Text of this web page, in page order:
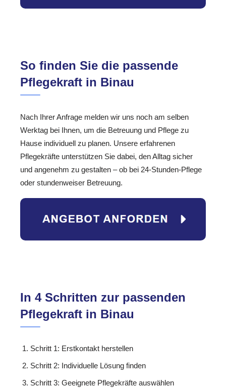
So finden Sie die passende
Pflegekraft in Binau
Nach Ihrer Anfrage melden wir uns noch am selben
Werktag bei Ihnen, um die Betreuung und Pflege zu
Hause individuell zu planen. Unsere erfahrenen
Pflegekräfte unterstützen Sie dabei, den Alltag sicher
und angenehm zu gestalten – ob bei 24-Stunden-Pflege
oder stundenweiser Betreuung.
In 4 Schritten zur passenden
Pflegekraft in Binau
Schritt 1: Erstkontakt herstellen
Schritt 2: Individuelle Lösung finden
Schritt 3: Geeignete Pflegekräfte auswählen